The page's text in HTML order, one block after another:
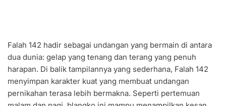
Falah 142 hadir sebagai undangan yang bermain di antara
dua dunia: gelap yang tenang dan terang yang penuh
harapan. Di balik tampilannya yang sederhana, Falah 142
menyimpan karakter kuat yang membuat undangan
pernikahan terasa lebih bermakna. Seperti pertemuan